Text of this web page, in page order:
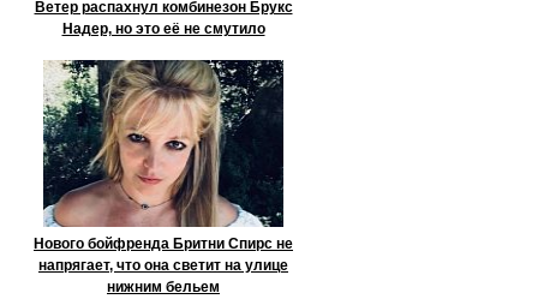
Ветер распахнул комбинезон Брукс
Надер, но это её не смутило
Нового бойфренда Бритни Спирс не
напрягает, что она светит на улице
нижним бельем